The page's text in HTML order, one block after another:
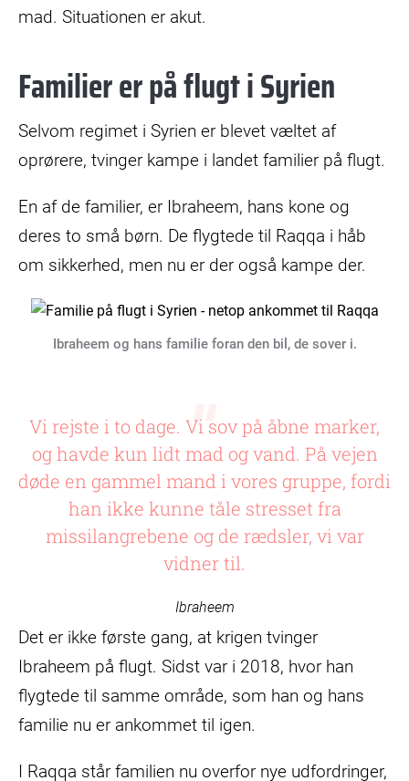
mad. Situationen er akut.
Familier er på flugt i Syrien
Selvom regimet i Syrien er blevet væltet af
oprørere, tvinger kampe i landet familier på flugt.
En af de familier, er Ibraheem, hans kone og
deres to små børn. De flygtede til Raqqa i håb
om sikkerhed, men nu er der også kampe der.
Ibraheem og hans familie foran den bil, de sover i.
Vi rejste i to dage. Vi sov på åbne marker,
og havde kun lidt mad og vand. På vejen
døde en gammel mand i vores gruppe, fordi
han ikke kunne tåle stresset fra
missilangrebene og de rædsler, vi var
vidner til.
Ibraheem
Det er ikke første gang, at krigen tvinger
Ibraheem på flugt. Sidst var i 2018, hvor han
flygtede til samme område, som han og hans
familie nu er ankommet til igen.
I Raqqa står familien nu overfor nye udfordringer,